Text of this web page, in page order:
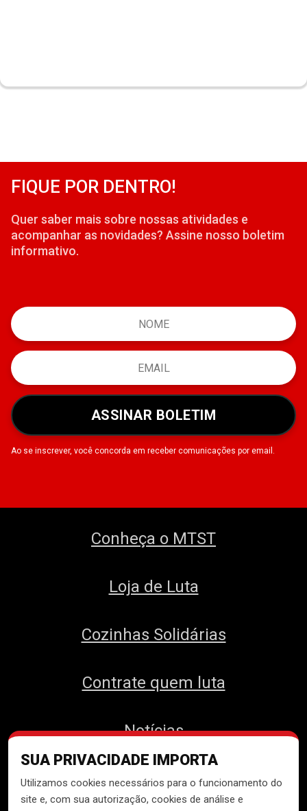
SUA PRIVACIDADE IMPORTA
Utilizamos cookies necessários para o funcionamento do
site e, com sua autorização, cookies de análise e
FIQUE POR DENTRO!
Quer saber mais sobre nossas atividades e
acompanhar as novidades? Assine nosso boletim
informativo.
ASSINAR BOLETIM
Ao se inscrever, você concorda em receber comunicações por email.
Conheça o MTST
Loja de Luta
Cozinhas Solidárias
Contrate quem luta
Notícias
Contato